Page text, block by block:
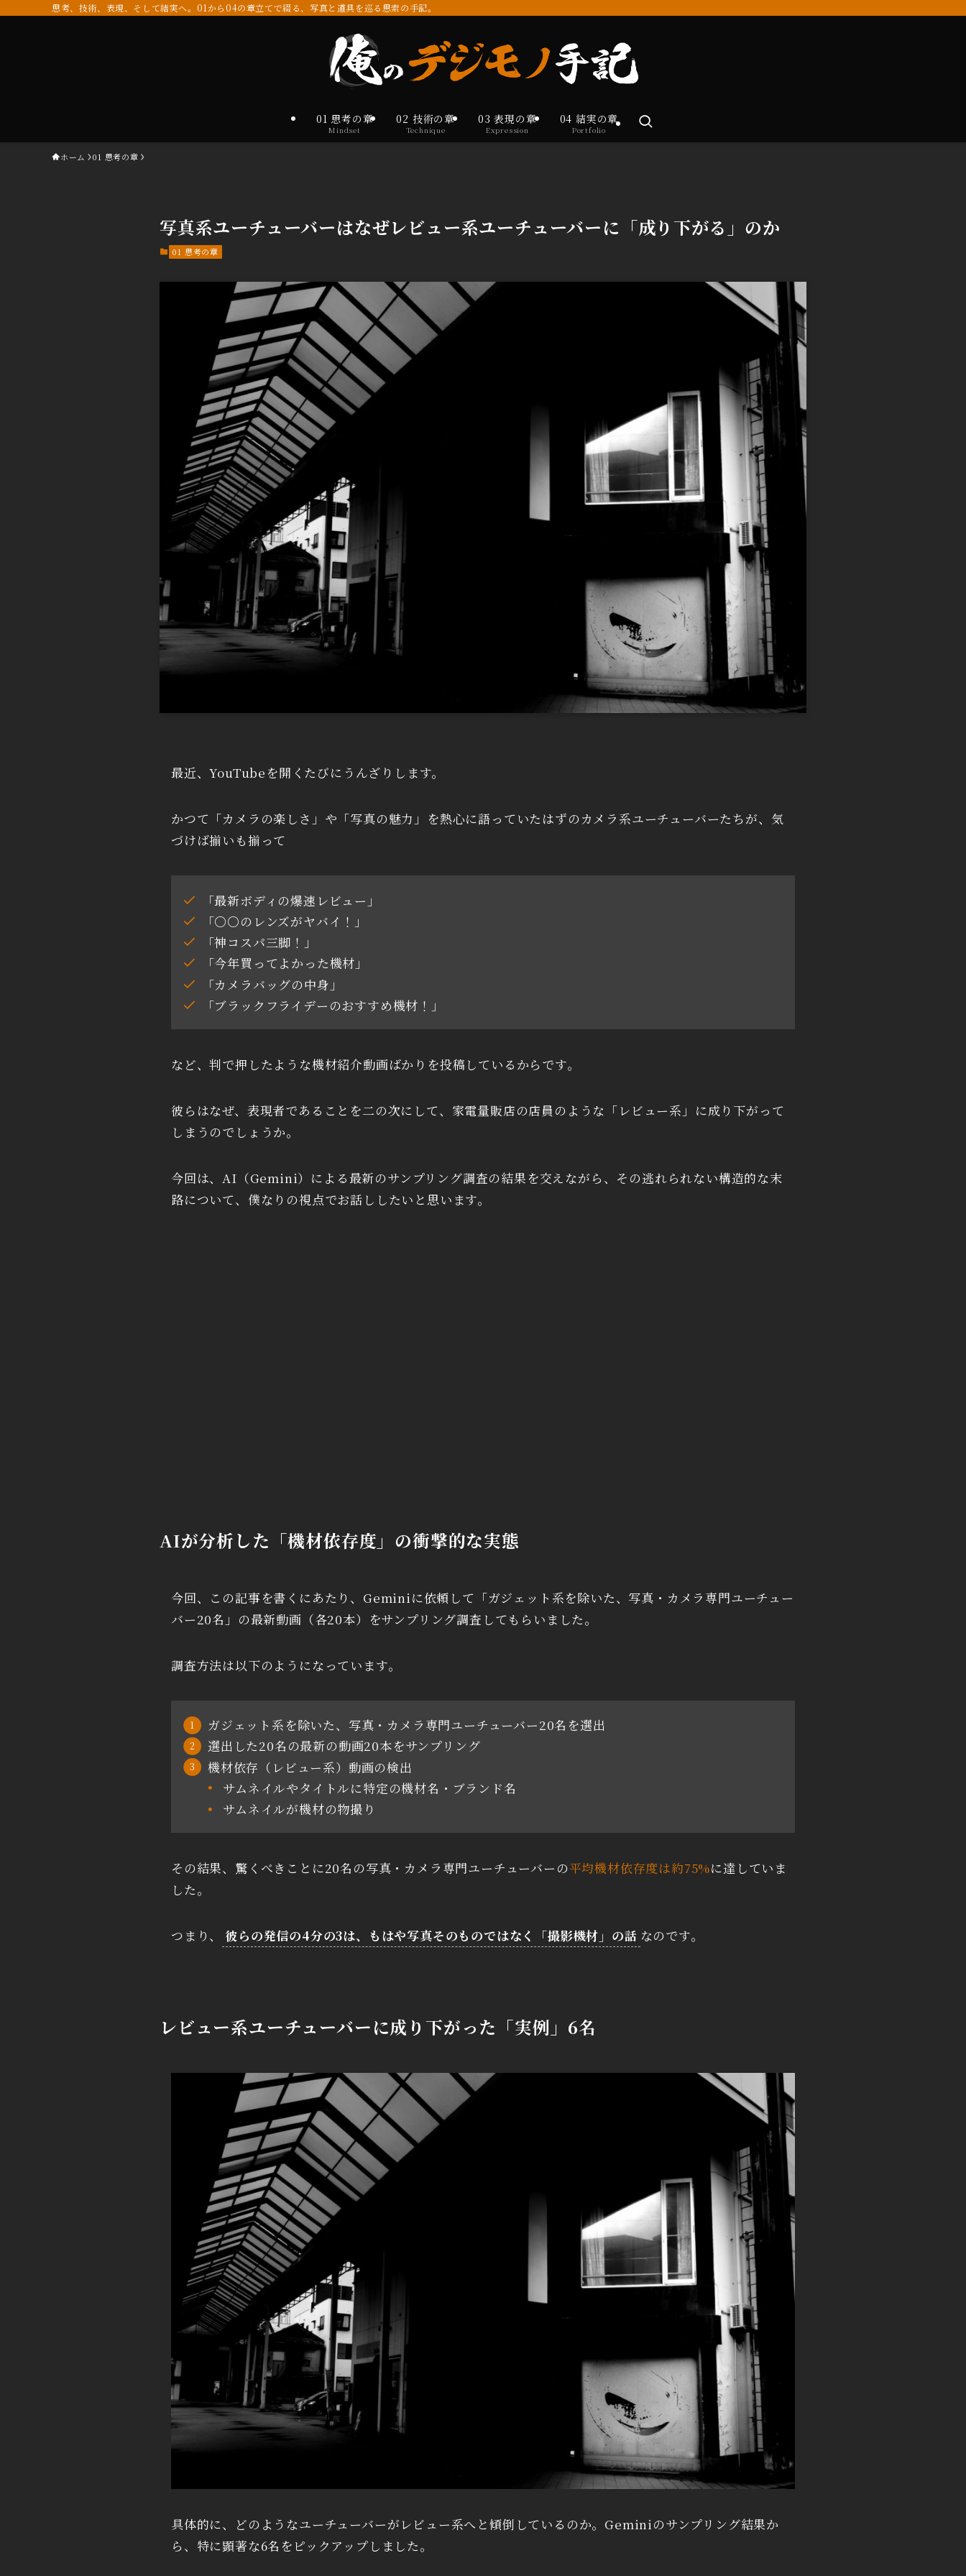
思考、技術、表現、そして結実へ。01から04の章立てで綴る、写真と道具を巡る思索の手記。
01 思考の章
Mindset
02 技術の章
Technique
03 表現の章
Expression
04 結実の章
Portfolio
ホーム 01 思考の章
写真系ユーチューバーはなぜレビュー系ユーチューバーに「成り下がる」のか
01 思考の章
最近、YouTubeを開くたびにうんざりします。
かつて「カメラの楽しさ」や「写真の魅力」を熱心に語っていたはずのカメラ系ユーチューバーたちが、気
づけば揃いも揃って
「最新ボディの爆速レビュー」
「〇〇のレンズがヤバイ！」
「神コスパ三脚！」
「今年買ってよかった機材」
「カメラバッグの中身」
「ブラックフライデーのおすすめ機材！」
など、判で押したような機材紹介動画ばかりを投稿しているからです。
彼らはなぜ、表現者であることを二の次にして、家電量販店の店員のような「レビュー系」に成り下がって
しまうのでしょうか。
今回は、AI（Gemini）による最新のサンプリング調査の結果を交えながら、その逃れられない構造的な末
路について、僕なりの視点でお話ししたいと思います。
AIが分析した「機材依存度」の衝撃的な実態
今回、この記事を書くにあたり、Geminiに依頼して「ガジェット系を除いた、写真・カメラ専門ユーチュー
バー20名」の最新動画（各20本）をサンプリング調査してもらいました。
調査方法は以下のようになっています。
ガジェット系を除いた、写真・カメラ専門ユーチューバー20名を選出
選出した20名の最新の動画20本をサンプリング
機材依存（レビュー系）動画の検出
サムネイルやタイトルに特定の機材名・ブランド名
サムネイルが機材の物撮り
その結果、驚くべきことに20名の写真・カメラ専門ユーチューバーの平均機材依存度は約75%に達していま
した。
つまり、 彼らの発信の4分の3は、もはや写真そのものではなく「撮影機材」の話 なのです。
レビュー系ユーチューバーに成り下がった「実例」6名
具体的に、どのようなユーチューバーがレビュー系へと傾倒しているのか。Geminiのサンプリング結果か
ら、特に顕著な6名をピックアップしました。